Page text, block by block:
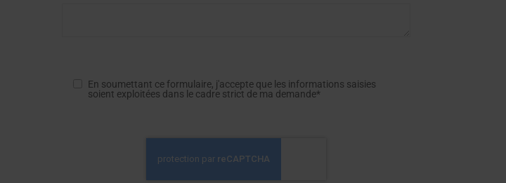
En soumettant ce formulaire, j'accepte que les informations saisies
soient exploitées dans le cadre strict de ma demande*